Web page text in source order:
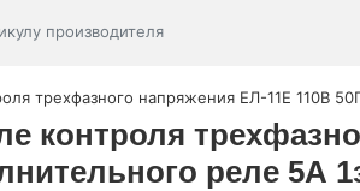
трехфазного напряжения ЕЛ-11Е 110В
контроля
реле 5А